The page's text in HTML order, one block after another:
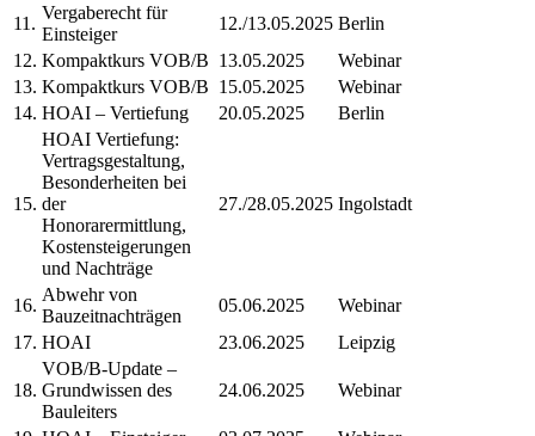
11.
Vergaberecht für
Einsteiger
12./13.05.2025 Berlin
12. Kompaktkurs VOB/B 13.05.2025
Webinar
13. Kompaktkurs VOB/B 15.05.2025
Webinar
14. HOAI – Vertiefung 20.05.2025 Berlin
15.
HOAI Vertiefung:
Vertragsgestaltung,
Besonderheiten bei
der
Honorarermittlung,
Kostensteigerungen
und Nachträge
27./28.05.2025 Ingolstadt
16.
Abwehr von
Bauzeitnachträgen
05.06.2025
Webinar
17. HOAI 23.06.2025 Leipzig
18.
VOB/B-Update –
Grundwissen des
Bauleiters
24.06.2025 Webinar